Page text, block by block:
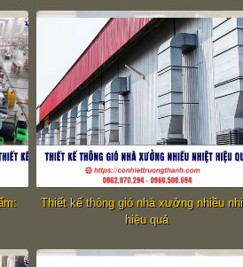
Thiết kế thông gió nhà xưởng nhiều
hiệu quả